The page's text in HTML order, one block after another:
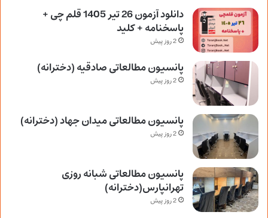
دانلود آزمون 26 تیر 1405 قلم چی +
پاسخنامه + کلید
2 روز پیش
پانسیون مطالعاتی صادقیه (دخترانه)
2 روز پیش
پانسیون مطالعاتی میدان جهاد (دخترانه)
2 روز پیش
پانسیون مطالعاتی شبانه روزی
تهرانپارس(دخترانه)
2 روز پیش